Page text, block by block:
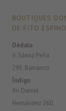
BOUTIQUES
DE FITO
Dédalo
Jr. Sáenz Peña
295, Barranco
Índigo
Av. Daniel
Hernández 260,